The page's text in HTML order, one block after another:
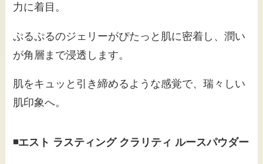
力に着目。
ぷるぷるのジェリーがぴたっと肌に密着し、潤い
が角層まで浸透します。
肌をキュッと引き締めるような感覚で、瑞々しい
肌印象へ。
◾️エスト ラスティング クラリティ ルースパウダー